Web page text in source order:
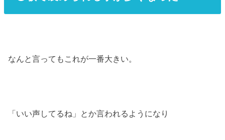
なんと言ってもこれが一番大きい。
「いい声してるね」とか言われるようになり